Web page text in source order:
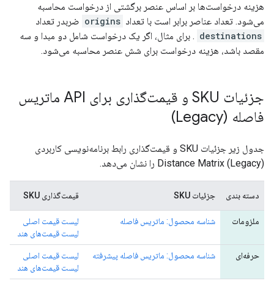
هزینه درخواست‌ها بر اساس عنصر برگشتی از درخواست محاسبه
می‌شود. تعداد عناصر برابر است با تعداد origins ضربدر تعداد
destinations . برای مثال، اگر یک درخواست شامل دو مبدا و سه
مقصد باشد، هزینه درخواست برای شش عنصر محاسبه می‌شود.
جزئیات SKU و قیمت‌گذاری برای API ماتریس
فاصله (Legacy)
جدول زیر جزئیات SKU و قیمت‌گذاری رابط برنامه‌نویسی کاربردی
Distance Matrix (Legacy) را نشان می‌دهد.
دسته بندی جزئیات SKU قیمت‌گذاری SKU
ملزومات شناسه محصول: ماتریس فاصله
لیست قیمت اصلی
لیست قیمت‌های هند
حرفه‌ای شناسه محصول: ماتریس فاصله پیشرفته
لیست قیمت اصلی
لیست قیمت‌های هند